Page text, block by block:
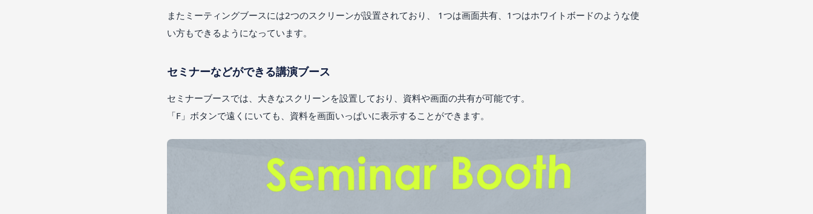
またミーティングブースには2つのスクリーンが設置されており、 1つは画面共有、1つはホワイトボードのような使
い方もできるようになっています。
セミナーなどができる講演ブース
セミナーブースでは、大きなスクリーンを設置しており、資料や画面の共有が可能です。
「F」ボタンで遠くにいても、資料を画面いっぱいに表示することができます。